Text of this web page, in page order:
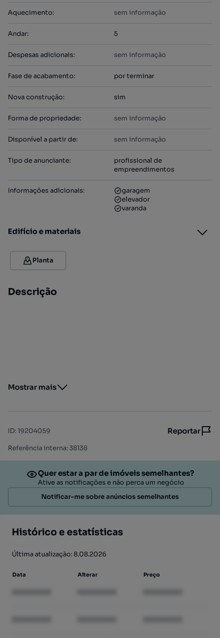
Aquecimento: sem informação
Andar: 5
Despesas adicionais: sem informação
Fase de acabamento: por terminar
Nova construção: sim
Forma de propriedade: sem informação
Disponível a partir de: sem informação
Tipo de anunciante:
profissional de
empreendimentos
Informações adicionais:
garagem
elevador
varanda
Edifício e materiais
Planta
Descrição
Mostrar mais
ID:19204059 Reportar
Referência interna: 38138
Quer estar a par de imóveis semelhantes?
Ative as notificações e não perca um negócio
Notificar-me sobre anúncios semelhantes
Histórico e estatísticas
Última atualização: 8.08.2026
Data Alterar Preço